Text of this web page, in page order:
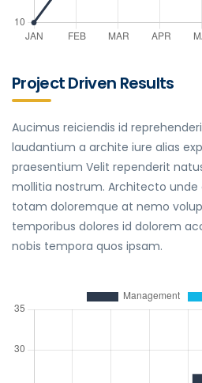
Project Driven Results
Aucimus reiciendis id
laudantium a archite iure alias
praesentium Velit rependerit
mollitia nostrum. Architecto unde
totam doloremque at nemo
temporibus dolores id dolorem
nobis tempora quos ipsam.